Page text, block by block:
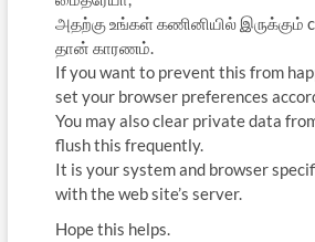
அதற்கு உங்கள் கணினியில் இருக்கும்
தான் காரணம்.
If you want to prevent this from
set your browser preferences
You may also clear private data
flush this frequently.
It is your system and browser
with the web site’s server.
Hope this helps.